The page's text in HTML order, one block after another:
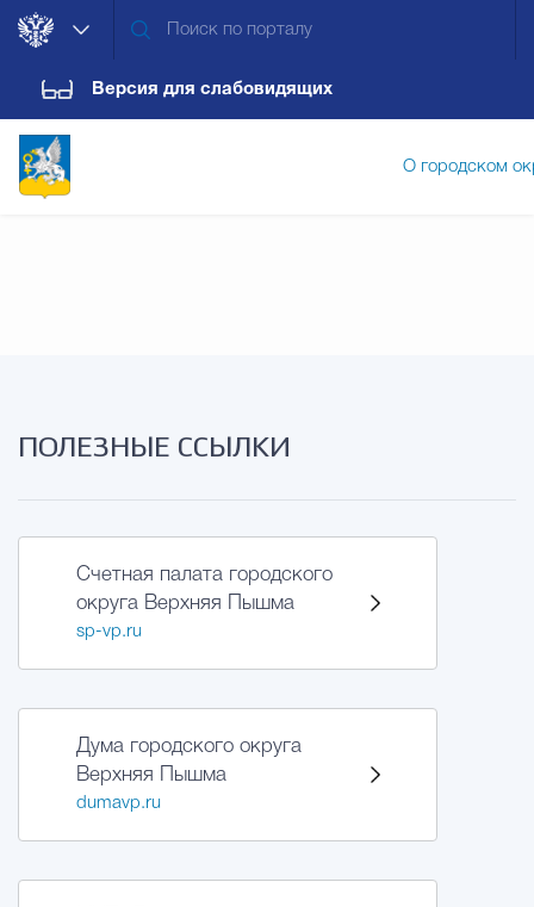
Версия для слабовидящих
О городском
Новости
Городская среда
Муниципальные
ПОЛЕЗНЫЕ ССЫЛКИ
Счетная палата городского
округа Верхняя Пышма
sp-vp.ru
Дума городского округа
Верхняя Пышма
dumavp.ru